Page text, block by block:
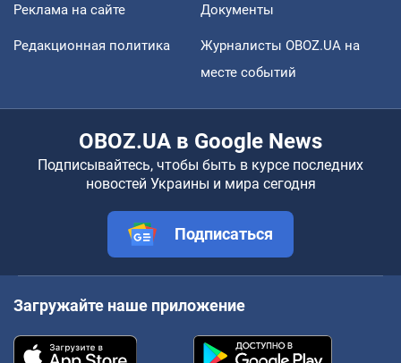
Реклама на сайте Документы
Редакционная политика
Журналисты OBOZ.UA на
месте событий
OBOZ.UA в Google News
Подписывайтесь, чтобы быть в курсе последних
новостей Украины и мира сегодня
Подписаться
Загружайте наше приложение